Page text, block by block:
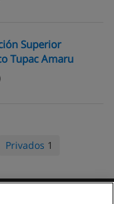
Superior
Tupac Amaru
Privados 1